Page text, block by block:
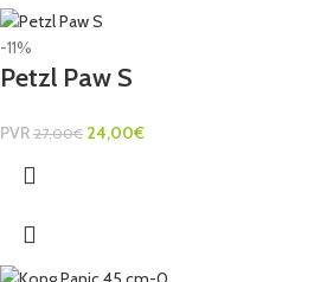
-11%
Petzl Paw S
PVR 27,00€ 24,00€